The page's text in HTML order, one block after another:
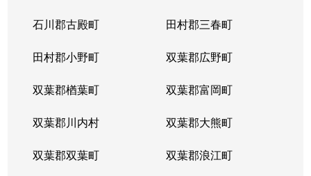
石川郡古殿町 田村郡三春町
田村郡小野町 双葉郡広野町
双葉郡楢葉町 双葉郡富岡町
双葉郡川内村 双葉郡大熊町
双葉郡双葉町 双葉郡浪江町